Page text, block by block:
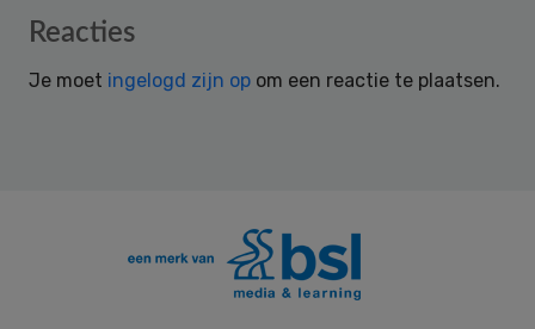
Reader
Reacties
Je moet ingelogd zijn op om een reactie te plaatsen.